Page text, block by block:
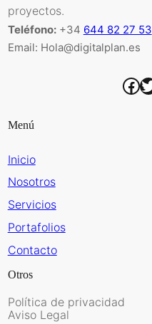
proyectos.
Teléfono:+34 644 82 27 53
Email: Hola@digitalplan.es
Facebook Twitter
Menú
Inicio
Nosotros
Servicios
Portafolios
Contacto
Otros
Política de privacidad
Aviso Legal